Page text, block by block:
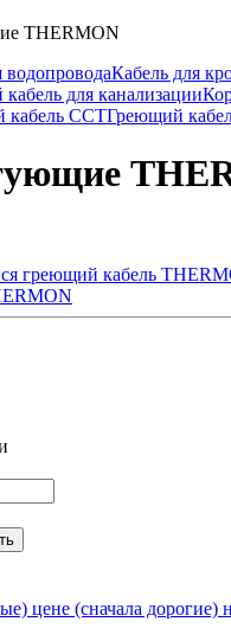
THERMON
Кабель для
для канализации
кабель ССТГреющий
греющий кабель
цене (сначала дорогие)